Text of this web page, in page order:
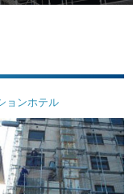
ョンホテル